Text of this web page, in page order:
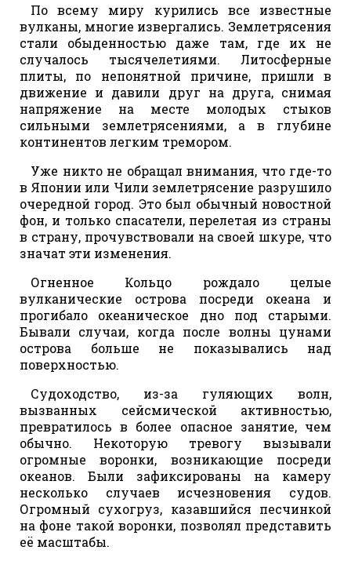
По всему миру курились все известные
вулканы, многие извергались. Землетрясения
стали обыденностью даже там, где их не
случалось тысячелетиями. Литосферные
плиты, по непонятной причине, пришли в
движение и давили друг на друга, снимая
напряжение на месте молодых стыков
сильными землетрясениями, а в глубине
континентов легким тремором.
Уже никто не обращал внимания, что где-то
в Японии или Чили землетрясение разрушило
очередной город. Это был обычный новостной
фон, и только спасатели, перелетая из страны
в страну, прочувствовали на своей шкуре, что
значат эти изменения.
Огненное Кольцо рождало целые
вулканические острова посреди океана и
прогибало океаническое дно под старыми.
Бывали случаи, когда после волны цунами
острова больше не показывались над
поверхностью.
Судоходство, из-за гуляющих волн,
вызванных сейсмической активностью,
превратилось в более опасное занятие, чем
обычно. Некоторую тревогу вызывали
огромные воронки, возникающие посреди
океанов. Были зафиксированы на камеру
несколько случаев исчезновения судов.
Огромный сухогруз, казавшийся песчинкой
на фоне такой воронки, позволял представить
её масштабы.